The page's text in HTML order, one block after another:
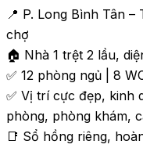
📍 P. Long Bình Tân
chợ
🏠 Nhà 1 trệt 2 lầu,
✅ 12 phòng ngủ | 8
✅ Vị trí cực đẹp, kinh
phòng, phòng khám,
📑 Sổ hồng riêng,